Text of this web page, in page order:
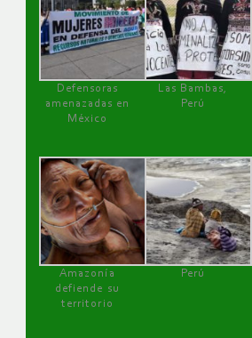
Defensoras
amenazadas en
México
Las Bambas,
Perú
Amazonía
defiende su
territorio
Perú